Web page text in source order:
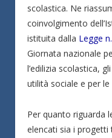
scolastica. Ne
coinvolgimento
istituita dalla Legge
Giornata nazionale
l’edilizia scolastica,
utilità sociale e per le
Per quanto riguarda
elencati sia i progetti